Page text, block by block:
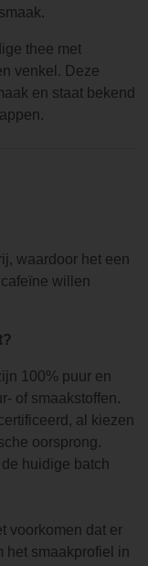
thee met
venkel. Deze
en staat bekend
waardoor het een
willen
100% puur en
of smaakstoffen.
al kiezen
oorsprong.
huidige batch
voorkomen dat er
het smaakprofiel in